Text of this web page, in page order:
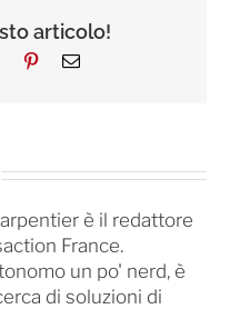
articolo!
LinkedInPinterestEmail
è il redattore
France.
un po' nerd, è
di soluzioni di